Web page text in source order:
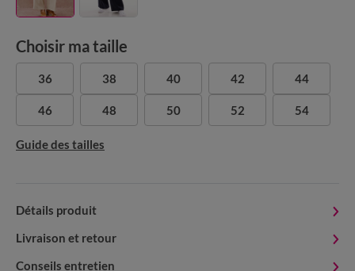
Choisir ma taille
36 38 40 42 44
46 48 50 52 54
Guide des tailles
Détails produit
Livraison et retour
Conseils entretien